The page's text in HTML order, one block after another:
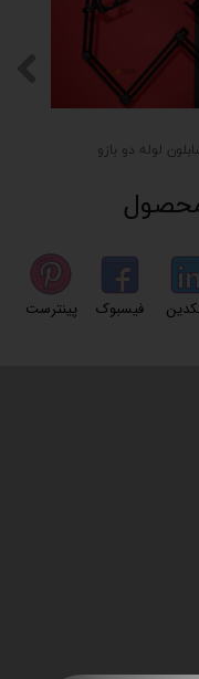
لوله دو بازو
فیسبوک پینترست